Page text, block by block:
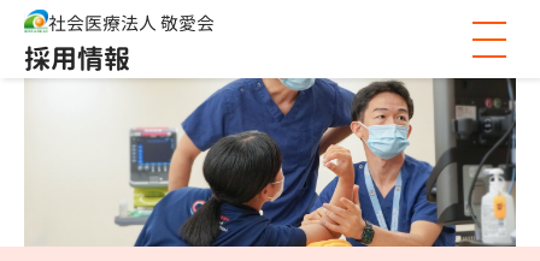
社会医療法人 敬愛会
採用情報